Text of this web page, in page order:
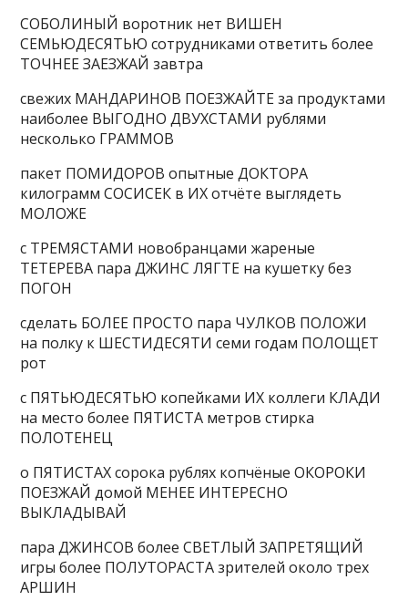
СОБОЛИНЫЙ воротник нет ВИШЕН
СЕМЬЮДЕСЯТЬЮ сотрудниками ответить более
ТОЧНЕЕ ЗАЕЗЖАЙ завтра
свежих МАНДАРИНОВ ПОЕЗЖАЙТЕ за продуктами
наиболее ВЫГОДНО ДВУХСТАМИ рублями
несколько ГРАММОВ
пакет ПОМИДОРОВ опытные ДОКТОРА
килограмм СОСИСЕК в ИХ отчёте выглядеть
МОЛОЖЕ
с ТРЕМЯСТАМИ новобранцами жареные
ТЕТЕРЕВА пара ДЖИНС ЛЯГТЕ на кушетку без
ПОГОН
сделать БОЛЕЕ ПРОСТО пара ЧУЛКОВ ПОЛОЖИ
на полку к ШЕСТИДЕСЯТИ семи годам ПОЛОЩЕТ
рот
с ПЯТЬЮДЕСЯТЬЮ копейками ИХ коллеги КЛАДИ
на место более ПЯТИСТА метров стирка
ПОЛОТЕНЕЦ
о ПЯТИСТАХ сорока рублях копчёные ОКОРОКИ
ПОЕЗЖАЙ домой МЕНЕЕ ИНТЕРЕСНО
ВЫКЛАДЫВАЙ
пара ДЖИНСОВ более СВЕТЛЫЙ ЗАПРЕТЯЩИЙ
игры более ПОЛУТОРАСТА зрителей около трех
АРШИН